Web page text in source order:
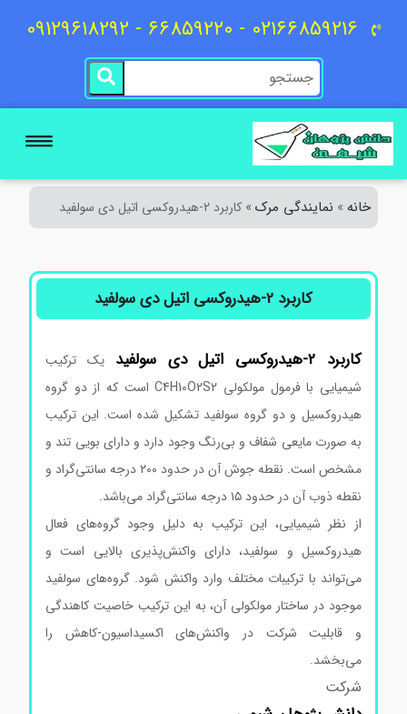
02166859216 - 66859220 - 09129618292
خانه»نمایندگی مرک»کاربرد 2-هیدروکسی اتیل دی سولفید
کاربرد 2-هیدروکسی اتیل دی سولفید
کاربرد 2-هیدروکسی اتیل دی سولفید
یک ترکیب
شیمیایی با فرمول مولکولی C4H10O2S2 است که از دو گروه
هیدروکسیل و دو گروه سولفید تشکیل شده است. این ترکیب
به صورت مایعی شفاف و بی‌رنگ وجود دارد و دارای بویی تند و
مشخص است. نقطه جوش آن در حدود ۲۰۰ درجه سانتی‌گراد و
نقطه ذوب آن در حدود ۱۵ درجه سانتی‌گراد می‌باشد.
از نظر شیمیایی، این ترکیب به دلیل وجود گروه‌های فعال
هیدروکسیل و سولفید، دارای واکنش‌پذیری بالایی است و
می‌تواند با ترکیبات مختلف وارد واکنش شود. گروه‌های سولفید
موجود در ساختار مولکولی آن، به این ترکیب خاصیت کاهندگی
و قابلیت شرکت در واکنش‌های اکسیداسیون-کاهش را
می‌بخشد.
شرکت